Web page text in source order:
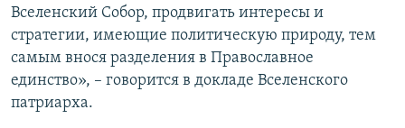
Вселенский Собор, продвигать интересы и
стратегии, имеющие политическую природу, тем
самым внося разделения в Православное
единство», – говорится в докладе Вселенского
патриарха.